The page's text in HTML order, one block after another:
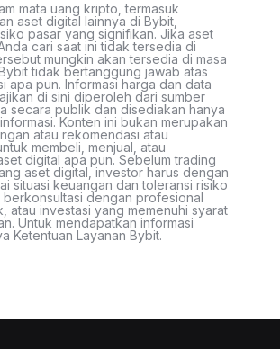
mata uang kripto, termasuk
aset digital lainnya di Bybit,
pasar yang signifikan. Jika aset
cari saat ini tidak tersedia di
mungkin akan tersedia di masa
tidak bertanggung jawab atas
apa pun. Informasi harga dan data
di sini diperoleh dari sumber
secara publik dan disediakan hanya
Konten ini bukan merupakan
atau rekomendasi atau
membeli, menjual, atau
digital apa pun. Sebelum trading
aset digital, investor harus dengan
situasi keuangan dan toleransi risiko
berkonsultasi dengan profesional
atau investasi yang memenuhi syarat
Untuk mendapatkan informasi
Ketentuan Layanan Bybit.